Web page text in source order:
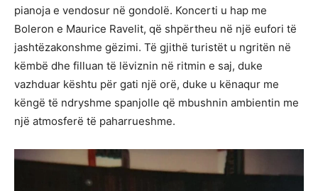
pianoja e vendosur në gondolë. Koncerti u hap me
Boleron e Maurice Ravelit, që shpërtheu në një eufori të
jashtëzakonshme gëzimi. Të gjithë turistët u ngritën në
këmbë dhe filluan të lëviznin në ritmin e saj, duke
vazhduar kështu për gati një orë, duke u kënaqur me
këngë të ndryshme spanjolle që mbushnin ambientin me
një atmosferë të paharrueshme.